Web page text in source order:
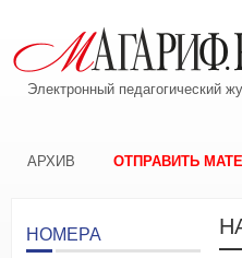
Электронный педагогический
АРХИВ ОТПРАВИТЬ
НОМЕРА